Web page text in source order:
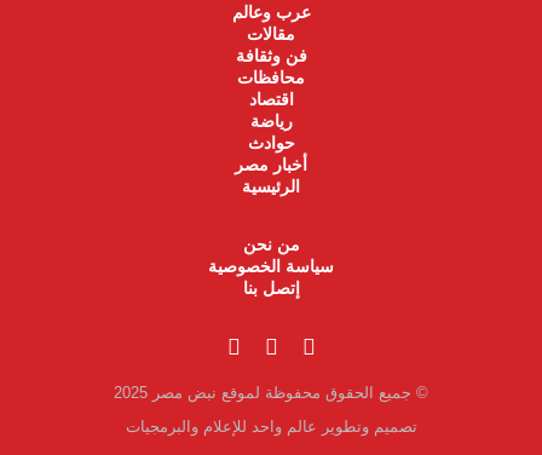
عرب وعالم
مقالات
فن وثقافة
محافظات
اقتصاد
رياضة
حوادث
أخبار مصر
الرئيسية
من نحن
سياسة الخصوصية
إتصل بنا
© جميع الحقوق محفوظة لموقع نبض مصر 2025
تصميم وتطوير عالم واحد للإعلام والبرمجيات